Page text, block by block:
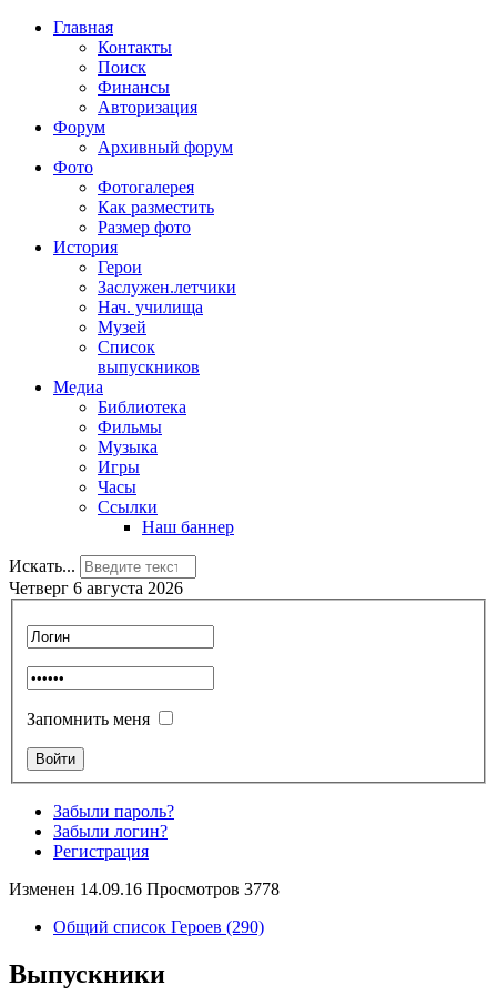
Главная
Контакты
Поиск
Финансы
Авторизация
Форум
Архивный форум
Фото
Фотогалерея
Как разместить
Размер фото
История
Герои
Заслужен.летчики
Нач. училища
Музей
Список
выпускников
Медиа
Библиотека
Фильмы
Музыка
Игры
Часы
Ссылки
Наш баннер
Искать...
Четверг 6 августа 2026
Запомнить меня
Забыли пароль?
Забыли логин?
Регистрация
Изменен 14.09.16 Просмотров 3778
Общий список Героев (290)
Выпускники